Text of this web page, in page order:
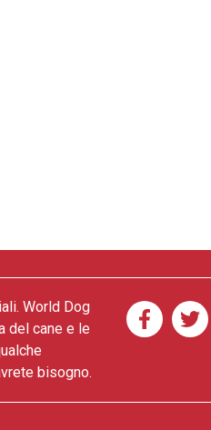
World Dog
del cane e le
bisogno.